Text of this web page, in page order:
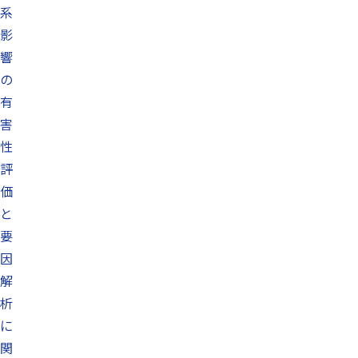
系
影
響
の
有
害
性
評
価
と
要
因
解
析
に
関